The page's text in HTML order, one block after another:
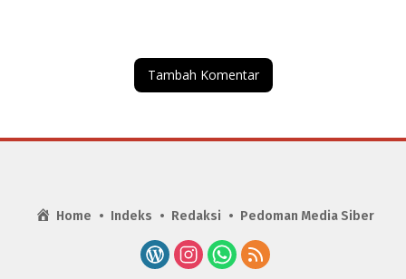
Tambah Komentar
Home Indeks Redaksi Pedoman Media Siber